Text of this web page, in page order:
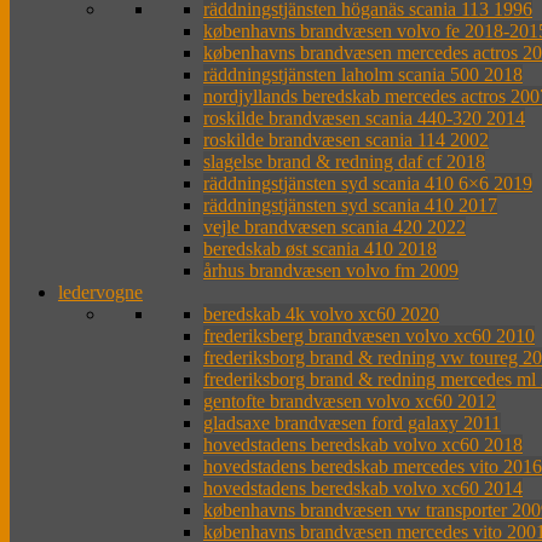
räddningstjänsten höganäs scania 113 1996
københavns brandvæsen volvo fe 2018-
københavns brandvæsen mercedes actros
räddningstjänsten laholm scania 500 2018
nordjyllands beredskab mercedes actros
roskilde brandvæsen scania 440-320 2014
roskilde brandvæsen scania 114 2002
slagelse brand & redning daf cf 2018
räddningstjänsten syd scania 410 6×6 2019
räddningstjänsten syd scania 410 2017
vejle brandvæsen scania 420 2022
beredskab øst scania 410 2018
århus brandvæsen volvo fm 2009
ledervogne
beredskab 4k volvo xc60 2020
frederiksberg brandvæsen volvo xc60 2010
frederiksborg brand & redning vw toureg
frederiksborg brand & redning mercedes ml
gentofte brandvæsen volvo xc60 2012
gladsaxe brandvæsen ford galaxy 2011
hovedstadens beredskab volvo xc60 2018
hovedstadens beredskab mercedes vito 2016
hovedstadens beredskab volvo xc60 2014
københavns brandvæsen vw transporter
københavns brandvæsen mercedes vito 2001